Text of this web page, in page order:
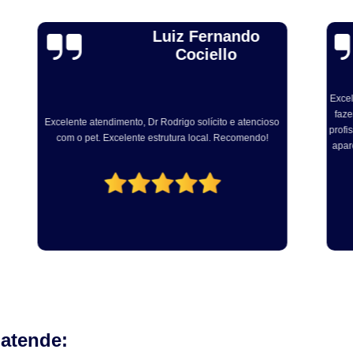
Odontologia para Gatos
Odontologia
Ozonioterapia para Animais
Ozonioterapia para Cachorro Campinas
Ozonioterapia
Ozonioterapia para Gatos e Cachorros
Alexandre Toebe
Gadelha
profissional. Centro cirúrgico bem equipado e com vários
aparelhos modernos para realização dos procedimento